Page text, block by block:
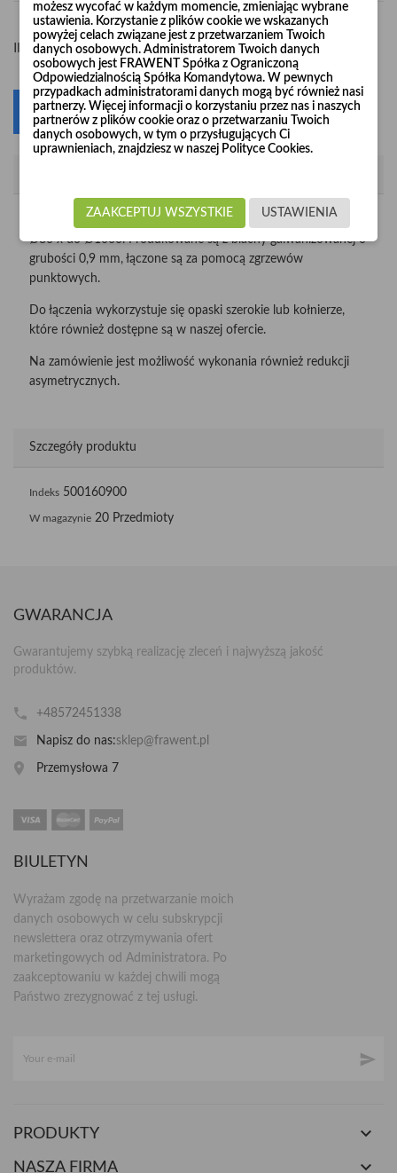
Ilość - +
Dodaj do koszyka 0
Redukcje symetryczne wykonujemy w zakresie średnic od
Ø80 x do Ø1000. Produkowane są z blachy galwanizowanej o
grubości 0,9 mm, łączone są za pomocą zgrzewów
punktowych.
Do łączenia wykorzystuje się opaski szerokie lub kołnierze,
które również dostępne są w naszej ofercie.
Na zamówienie jest możliwość wykonania również redukcji
asymetrycznych.
Szczegóły produktu
Indeks 500160900
W magazynie 20 Przedmioty
GWARANCJA
Gwarantujemy szybką realizację zleceń i najwyższą jakość
produktów.
+48572451338
Napisz do nas:sklep@frawent.pl
Przemysłowa 7
BIULETYN
Wyrażam zgodę na przetwarzanie moich
danych osobowych w celu subskrypcji
newslettera oraz otrzymywania ofert
marketingowych od Administratora. Po
zaakceptowaniu w każdej chwili mogą
Państwo zrezygnować z tej usługi.

PRODUKTY 
NASZA FIRMA 
możesz wycofać w każdym momencie, zmieniając wybrane
ustawienia. Korzystanie z plików cookie we wskazanych
powyżej celach związane jest z przetwarzaniem Twoich
danych osobowych. Administratorem Twoich danych
osobowych jest FRAWENT Spółka z Ograniczoną
Odpowiedzialnością Spółka Komandytowa. W pewnych
przypadkach administratorami danych mogą być również nasi
partnerzy. Więcej informacji o korzystaniu przez nas i naszych
partnerów z plików cookie oraz o przetwarzaniu Twoich
danych osobowych, w tym o przysługujących Ci
uprawnieniach, znajdziesz w naszej Polityce Cookies.
USTAWIENIA
ZAAKCEPTUJ WSZYSTKIE